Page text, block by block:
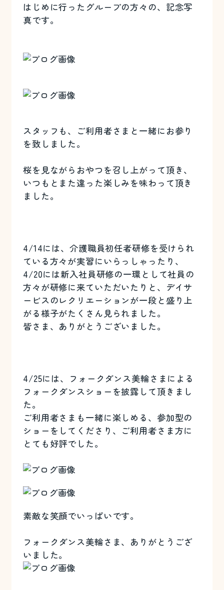
はじめに行ったグループの方々の、記念写
真です。
スタッフも、ご利用者さまと一緒にお参り
を致しました。
桜を見ながらおやつを召し上がって頂き、
いつもとまた違った楽しみを味わって頂き
ました。
4/14には、介護職員初任者研修を受けられ
ている方々が実習にいらっしゃったり、
4/20には新入社員研修の一環として社員の
方々が研修に来ていただいたりと、デイサ
ービスのレクリエーションが一段と盛り上
がる様子がたくさん見られました。
皆さま、ありがとうございました。
4/25には、フォークダンス美輪さまによる
フォークダンスショーを披露して頂きまし
た。
ご利用者さまも一緒に楽しめる、参加型の
ショーをしてくださり、ご利用者さま方に
とても好評でした。
素敵な笑顔でいっぱいです。
フォークダンス美輪さま、ありがとうござ
いました。